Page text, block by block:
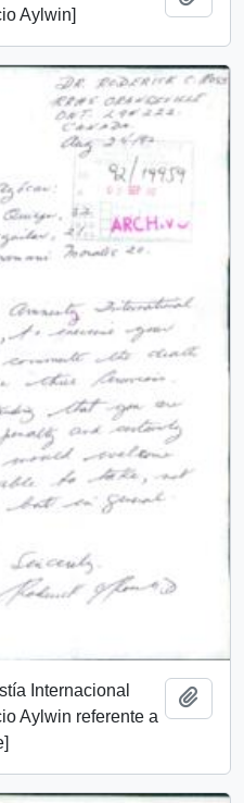
Aylwin]
Internacional
Aylwin referente a